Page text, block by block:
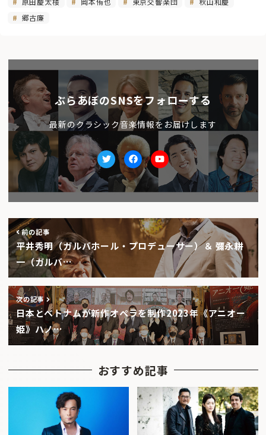
郷古廉
ぶらあぼのSNSをフォローする
最新のクラシック音楽情報をお届けします
TwitterfacebookYoutube
前の記事
平井秀明（ガルバホール・プロデューサー）＆ 彌永耕
一（ガルバ…
次の記事
日本とベトナムが新作オペラを制作2023年《アニオー
姫》ハノ…
おすすめ記事